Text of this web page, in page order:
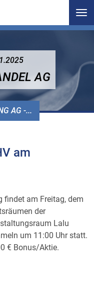
AG -...
AG
am
findet am Freitag, dem
der
Lalu
um 11:00 Uhr statt.
€ Bonus/Aktie.